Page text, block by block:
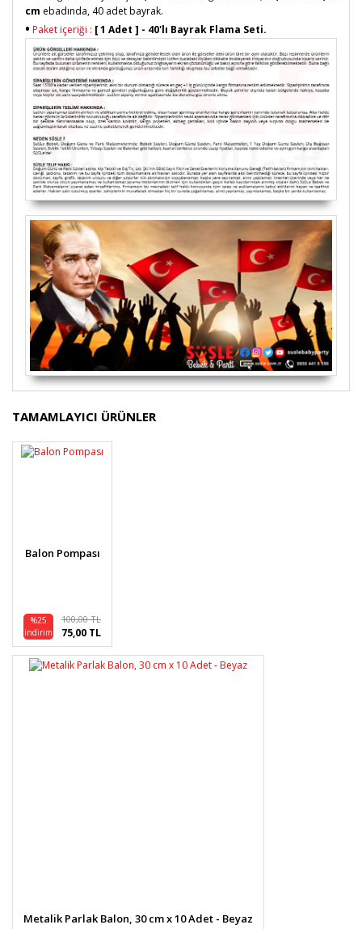
cm ebadında, 40 adet bayrak.
• Paket içeriği : [1 Adet ] - 40'lı Bayrak Flama Seti.
Bu ürünün fiyat bilgisi, resim, ürün açıklamalarında ve
diğer konularda yetersiz gördüğünüz noktaları öneri
formunu kullanarak tarafımıza iletebilirsiniz.
Görüş ve önerileriniz için teşekkür ederiz.
Ürün fiyatı diğer sitelerden daha pahalı.
TAMAMLAYICI ÜRÜNLER
Balon Pompası
%25
indirim
100,00 TL
75,00 TL
Metalik Parlak Balon, 30 cm x 10 Adet - Beyaz